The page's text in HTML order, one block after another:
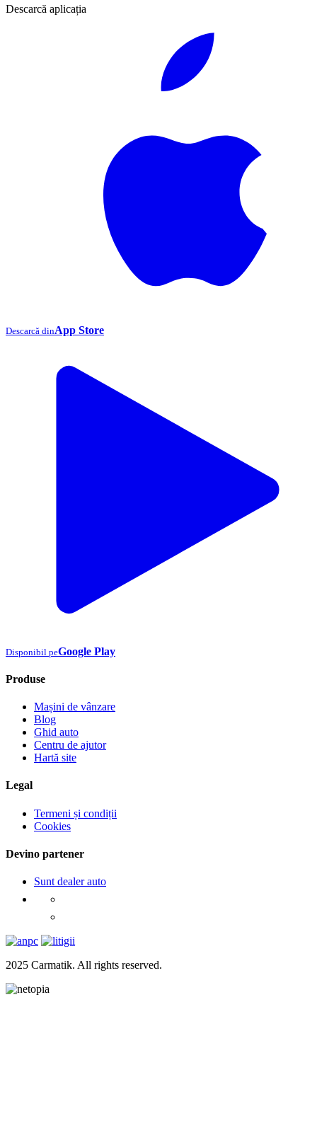
Descarcă aplicația
Descarcă dinApp Store
Disponibil peGoogle Play
Produse
Mașini de vânzare
Blog
Ghid auto
Centru de ajutor
Hartă site
Legal
Termeni și condiții
Cookies
Devino partener
Sunt dealer auto
2025 Carmatik. All rights reserved.